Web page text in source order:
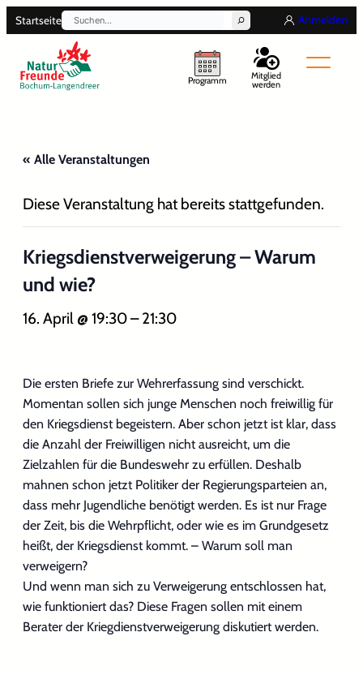
Startseite
Suchen
Anmelden
Programm Mitglied
werden
« Alle Veranstaltungen
Diese Veranstaltung hat bereits stattgefunden.
Kriegsdienstverweigerung – Warum
und wie?
16. April @ 19:30–21:30
Die ersten Briefe zur Wehrerfassung sind verschickt.
Momentan sollen sich junge Menschen noch freiwillig für
den Kriegsdienst begeistern. Aber schon jetzt ist klar, dass
die Anzahl der Freiwilligen nicht ausreicht, um die
Zielzahlen für die Bundeswehr zu erfüllen. Deshalb
mahnen schon jetzt Politiker der Regierungsparteien an,
dass mehr Jugendliche benötigt werden. Es ist nur Frage
der Zeit, bis die Wehrpflicht, oder wie es im Grundgesetz
heißt, der Kriegsdienst kommt. – Warum soll man
verweigern?
Und wenn man sich zu Verweigerung entschlossen hat,
wie funktioniert das? Diese Fragen sollen mit einem
Berater der Kriegdienstverweigerung diskutiert werden.